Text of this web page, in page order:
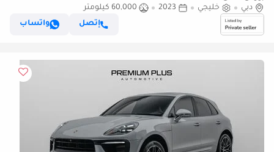
دبي
خليجي 2023
60,000 كيلومتر
إتصل
واتساب